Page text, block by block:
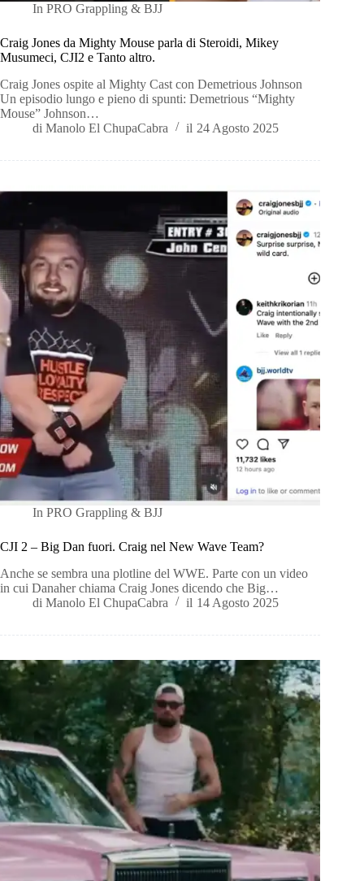
In PRO Grappling & BJJ
Craig Jones da Mighty Mouse parla di Steroidi, Mikey
Musumeci, CJI2 e Tanto altro.
Craig Jones ospite al Mighty Cast con Demetrious Johnson
Un episodio lungo e pieno di spunti: Demetrious “Mighty
Mouse” Johnson…
di Manolo El ChupaCabra il 24 Agosto 2025
In PRO Grappling & BJJ
CJI 2 – Big Dan fuori. Craig nel New Wave Team?
Anche se sembra una plotline del WWE. Parte con un video
in cui Danaher chiama Craig Jones dicendo che Big…
di Manolo El ChupaCabra il 14 Agosto 2025